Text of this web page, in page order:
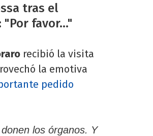
tras el
favor..."
recibió la visita
la emotiva
pedido
los órganos. Y